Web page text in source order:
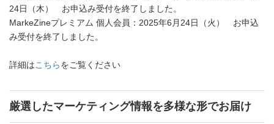
24日（木） お申込み受付を終了しました。
MarkeZineプレミアム 個人会員：2025年6月24日（火） お申込
み受付を終了しました。
詳細はこちらをご覧ください
厳選したマーケティング情報を多様な形でお届け